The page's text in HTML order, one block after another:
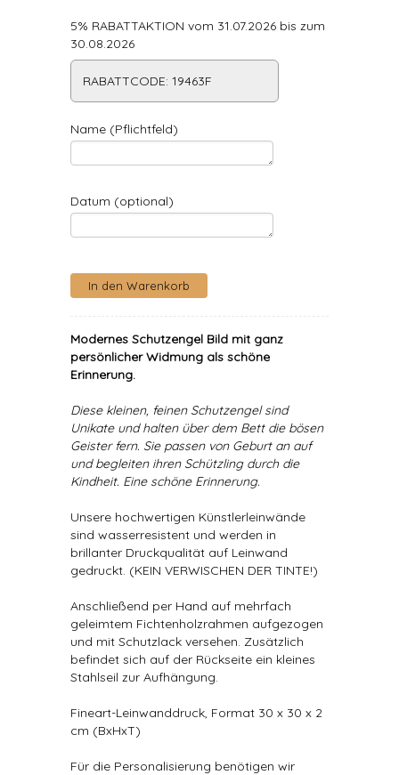
5% RABATTAKTION vom 31.07.2026 bis zum
30.08.2026
RABATTCODE: 19463F
Name (Pflichtfeld)
Datum (optional)
Modernes Schutzengel Bild mit ganz
persönlicher Widmung als schöne
Erinnerung.
Diese kleinen, feinen Schutzengel sind
Unikate und halten über dem Bett die bösen
Geister fern. Sie passen von Geburt an auf
und begleiten ihren Schützling durch die
Kindheit. Eine schöne Erinnerung.
Unsere hochwertigen Künstlerleinwände
sind wasserresistent und werden in
brillanter Druckqualität auf Leinwand
gedruckt. (KEIN VERWISCHEN DER TINTE!)
Anschließend per Hand auf mehrfach
geleimtem Fichtenholzrahmen aufgezogen
und mit Schutzlack versehen. Zusätzlich
befindet sich auf der Rückseite ein kleines
Stahlseil zur Aufhängung.
Fineart-Leinwanddruck, Format 30 x 30 x 2
cm (BxHxT)
Für die Personalisierung benötigen wir